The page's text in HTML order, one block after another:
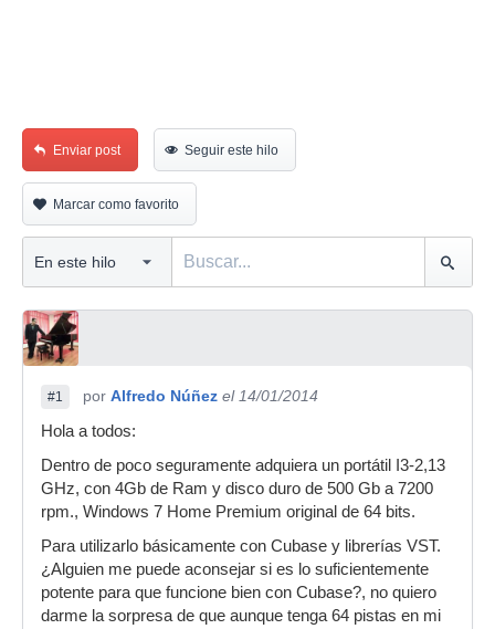
Enviar post Seguir este hilo
Marcar como favorito
#1 por Alfredo Núñez el 14/01/2014
Hola a todos:
Dentro de poco seguramente adquiera un portátil I3-2,13
GHz, con 4Gb de Ram y disco duro de 500 Gb a 7200
rpm., Windows 7 Home Premium original de 64 bits.
Para utilizarlo básicamente con Cubase y librerías VST.
¿Alguien me puede aconsejar si es lo suficientemente
potente para que funcione bien con Cubase?, no quiero
darme la sorpresa de que aunque tenga 64 pistas en mi